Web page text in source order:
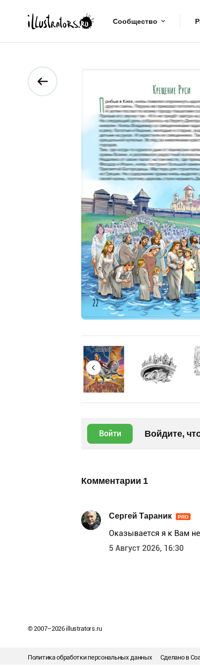
Сообщество
Войти Войдите,
Комментарии 1
Сергей Тараник PRO
Оказывается я к Вам
5 Август 2026, 16:30
© 2007–2026illustrators.ru
Политика обработки персональных данных Сделано в